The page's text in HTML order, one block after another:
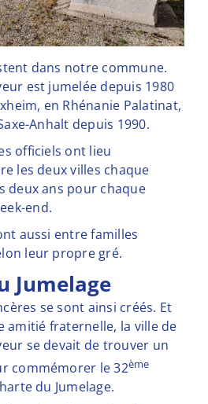
dans notre commune.
est jumelée depuis 1980
en Rhénanie Palatinat,
Anhalt depuis 1990.
officiels ont lieu
les deux villes chaque
deux ans pour chaque
end.
aussi entre familles
leur propre gré.
Jumelage
se sont ainsi créés. Et
amitié fraternelle, la ville de
se devait de trouver un
commémorer le 32ème
du Jumelage.